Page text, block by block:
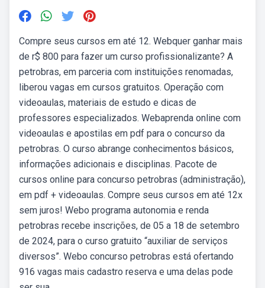
Compre seus cursos em até 12. Webquer ganhar mais
de r$ 800 para fazer um curso profissionalizante? A
petrobras, em parceria com instituições renomadas,
liberou vagas em cursos gratuitos. Operação com
videoaulas, materiais de estudo e dicas de
professores especializados. Webaprenda online com
videoaulas e apostilas em pdf para o concurso da
petrobras. O curso abrange conhecimentos básicos,
informações adicionais e disciplinas. Pacote de
cursos online para concurso petrobras (administração),
em pdf + videoaulas. Compre seus cursos em até 12x
sem juros! Webo programa autonomia e renda
petrobras recebe inscrições, de 05 a 18 de setembro
de 2024, para o curso gratuito “auxiliar de serviços
diversos”. Webo concurso petrobras está ofertando
916 vagas mais cadastro reserva e uma delas pode